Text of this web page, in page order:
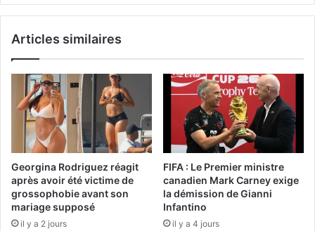
Articles similaires
Georgina Rodriguez réagit
après avoir été victime de
grossophobie avant son
mariage supposé
il y a 2 jours
FIFA : Le Premier ministre
canadien Mark Carney exige
la démission de Gianni
Infantino
il y a 4 jours